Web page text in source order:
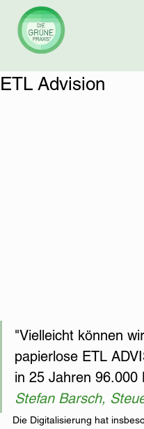
ETL Advision
"Vielleicht können
papierlose ETL
in 25 Jahren 96.000
Stefan Barsch,
Die Digitalisierung hat